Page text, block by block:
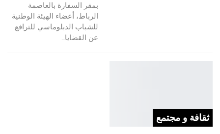
بمقر السفارة بالعاصمة
الرباط، أعضاء الهيئة الوطنية
للشباب الدبلوماسي للترافع
عن القضايا…
ثقافة و مجتمع